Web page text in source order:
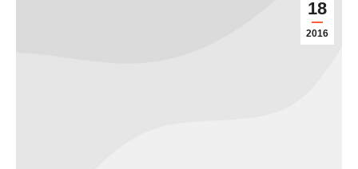
18
2016